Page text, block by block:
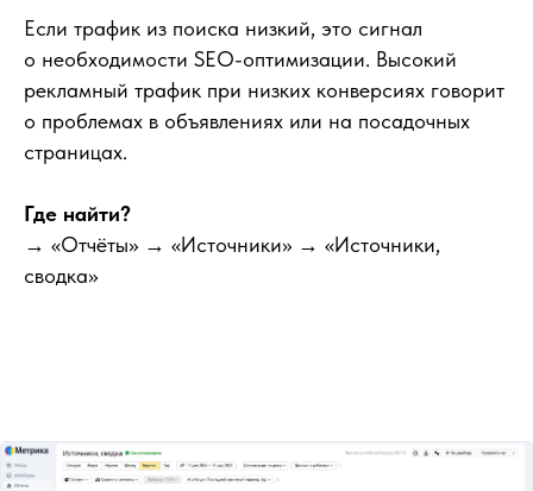
Если трафик из поиска низкий, это сигнал
о необходимости SEO-оптимизации. Высокий
рекламный трафик при низких конверсиях говорит
о проблемах в объявлениях или на посадочных
страницах.
Где найти?
→ «Отчёты» → «Источники» → «Источники,
сводка»